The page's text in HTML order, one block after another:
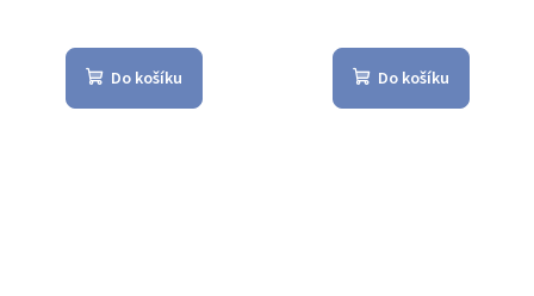
Do košíku Do košíku